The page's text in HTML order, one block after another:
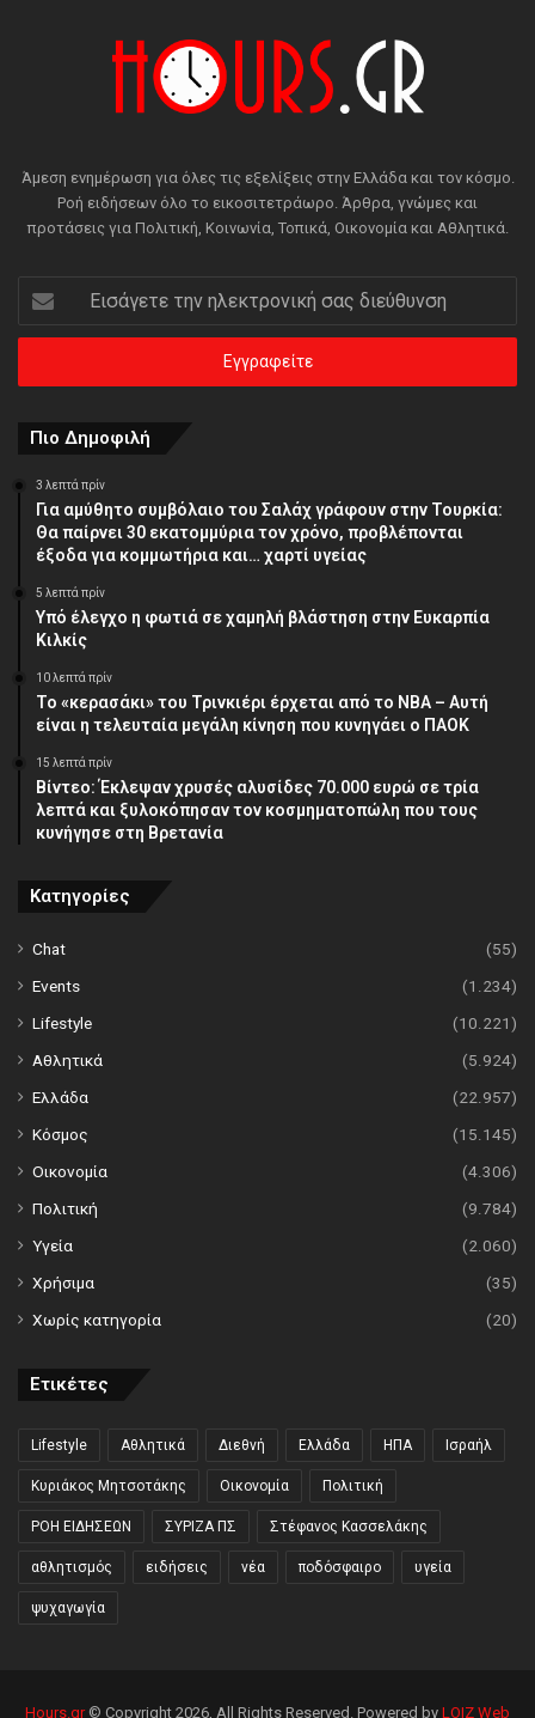
Άμεση ενημέρωση για όλες τις εξελίξεις στην Ελλάδα και τον κόσμο.
Ροή ειδήσεων όλο το εικοσιτετράωρο. Άρθρα, γνώμες και
προτάσεις για Πολιτική, Κοινωνία, Τοπικά, Οικονομία και Αθλητικά.
την
ηλεκτρονική
διεύθυνση
Πιο Δημοφιλή
3 λεπτά πρίν
Για αμύθητο συμβόλαιο του Σαλάχ γράφουν στην Τουρκία:
Θα παίρνει 30 εκατομμύρια τον χρόνο, προβλέπονται
έξοδα για κομμωτήρια και… χαρτί υγείας
5 λεπτά πρίν
Υπό έλεγχο η φωτιά σε χαμηλή βλάστηση στην Ευκαρπία
Κιλκίς
10 λεπτά πρίν
Το «κερασάκι» του Τρινκιέρι έρχεται από το NBA – Αυτή
είναι η τελευταία μεγάλη κίνηση που κυνηγάει ο ΠΑΟΚ
15 λεπτά πρίν
Βίντεο: Έκλεψαν χρυσές αλυσίδες 70.000 ευρώ σε τρία
λεπτά και ξυλοκόπησαν τον κοσμηματοπώλη που τους
κυνήγησε στη Βρετανία
Κατηγορίες
Chat
(55)
Events
(1.234)
Lifestyle
(10.221)
Αθλητικά
(5.924)
Ελλάδα
(22.957)
Κόσμος
(15.145)
Οικονομία
(4.306)
Πολιτική
(9.784)
Υγεία
(2.060)
Χρήσιμα
(35)
Χωρίς κατηγορία
(20)
Ετικέτες
Lifestyle Αθλητικά Διεθνή Ελλάδα ΗΠΑ Ισραήλ
Κυριάκος Μητσοτάκης Οικονομία Πολιτική
ΡΟΗ ΕΙΔΗΣΕΩΝ ΣΥΡΙΖΑ ΠΣ Στέφανος Κασσελάκης
αθλητισμός ειδήσεις νέα ποδόσφαιρο υγεία
ψυχαγωγία
Hours.gr© Copyright 2026, All Rights Reserved. Powered by LOIZ Web